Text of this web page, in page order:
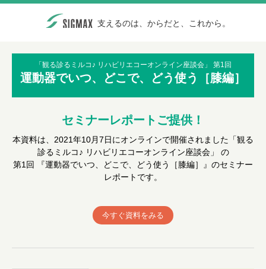
支えるのは、からだと、これから。
「観る診るミルコ♪ リハビリエコーオンライン座談会」 第1回
運動器でいつ、どこで、どう使う［膝編］
セミナーレポートご提供！
本資料は、2021年10月7日にオンラインで開催されました「観る
診るミルコ♪ リハビリエコーオンライン座談会」 の
第1回 『運動器でいつ、どこで、どう使う［膝編］』のセミナー
レポートです。
今すぐ資料をみる